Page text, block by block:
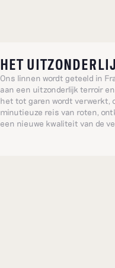
HET
Ons linnen wordt geteeld in
aan een uitzonderlijk terroir
het tot garen wordt verwerkt,
minutieuze reis van roten,
een nieuwe kwaliteit van de